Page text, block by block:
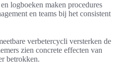
logboeken maken procedures
en teams bij het consistent
verbetercycli versterken de
zien concrete effecten van
betrokken.